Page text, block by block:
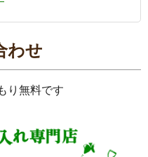
わせ
り無料です